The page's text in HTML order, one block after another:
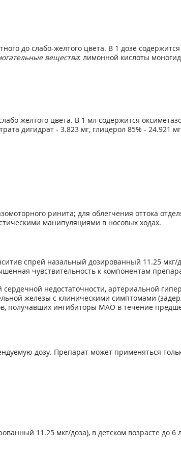
до слабо-желтого цвета. В 1 дозе содержится
вещества: лимонной кислоты
желтого цвета. В 1 мл содержится
дигидрат - 3.823 мг, глицерол 85% - 24.921
ринита; для облегчения оттока
манипуляциями в носовых ходах.
спрей назальный дозированный 11.25 мкг/
чувствительность к компонентам
недостаточности, артериальной
железы с клиническими симптомами
получавших ингибиторы МАО в течение
дозу. Препарат может применяться
11.25 мкг/доза), в детском возрасте до 6